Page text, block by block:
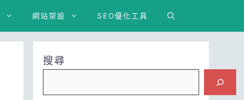
網站架設 SEO優化工具
搜尋